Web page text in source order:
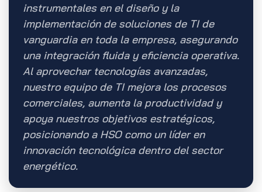
instrumentales en el diseño y la
implementación de soluciones de TI de
vanguardia en toda la empresa, asegurando
una integración fluida y eficiencia operativa.
Al aprovechar tecnologías avanzadas,
nuestro equipo de TI mejora los procesos
comerciales, aumenta la productividad y
apoya nuestros objetivos estratégicos,
posicionando a HSO como un líder en
innovación tecnológica dentro del sector
energético.